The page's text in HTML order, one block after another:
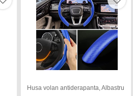
Husa volan antiderapanta, Albastru